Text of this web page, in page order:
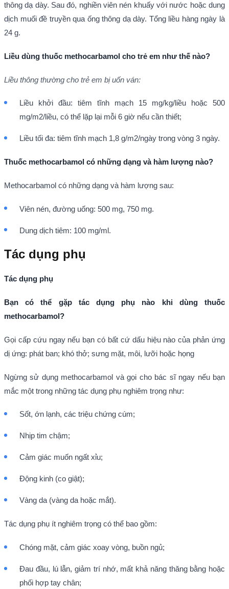
thông dạ dày. Sau đó, nghiền viên nén khuấy với nước hoặc dung
dịch muối đề truyền qua ống thông dạ dày. Tổng liều hàng ngày là
24 g.
Liều dùng thuốc methocarbamol cho trẻ em như thế nào?
Liều thông thường cho trẻ em bị uốn ván:
Liều khởi đầu: tiêm tĩnh mạch 15 mg/kg/liều hoặc 500
mg/m2/liều, có thể lặp lại mỗi 6 giờ nếu cần thiết;
Liều tối đa: tiêm tĩnh mạch 1,8 g/m2/ngày trong vòng 3 ngày.
Thuốc methocarbamol có những dạng và hàm lượng nào?
Methocarbamol có những dạng và hàm lượng sau:
Viên nén, đường uống: 500 mg, 750 mg.
Dung dịch tiêm: 100 mg/ml.
Tác dụng phụ
Tác dụng phụ
Bạn có thể gặp tác dụng phụ nào khi dùng thuốc
methocarbamol?
Gọi cấp cứu ngay nếu bạn có bất cứ dấu hiệu nào của phản ứng
dị ứng: phát ban; khó thở; sưng mặt, môi, lưỡi hoặc họng
Ngừng sử dụng methocarbamol và gọi cho bác sĩ ngay nếu bạn
mắc một trong những tác dụng phụ nghiêm trọng như:
Sốt, ớn lạnh, các triệu chứng cúm;
Nhịp tim chậm;
Cảm giác muốn ngất xỉu;
Động kinh (co giật);
Vàng da (vàng da hoặc mắt).
Tác dụng phụ ít nghiêm trọng có thể bao gồm:
Chóng mặt, cảm giác xoay vòng, buồn ngủ;
Đau đầu, lú lẫn, giảm trí nhớ, mất khả năng thăng bằng hoặc
phối hợp tay chân;